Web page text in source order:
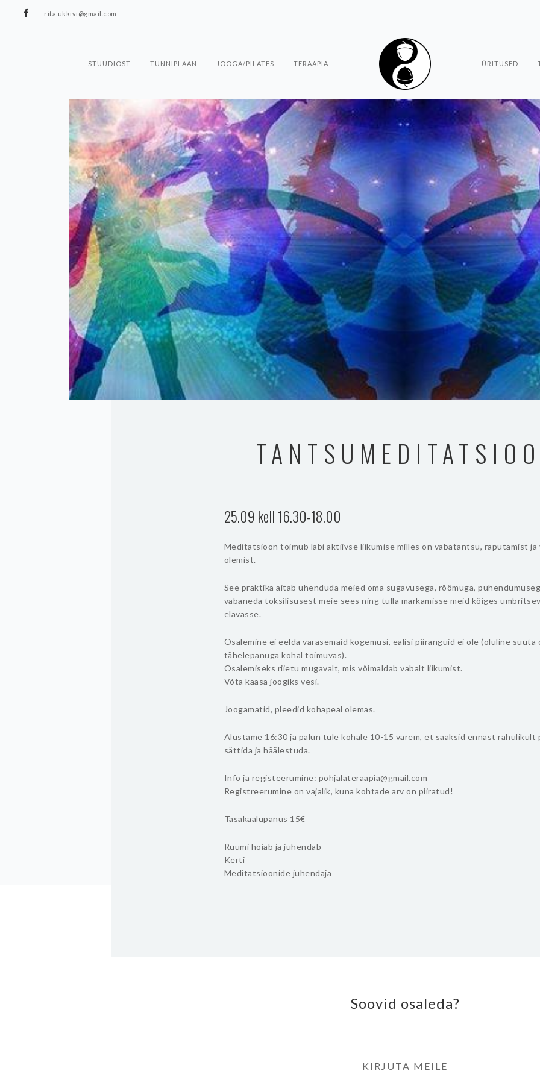
rita.ukkivi@gmail.com
STUUDIOST TUNNIPLAAN JOOGA/PILATES TERAAPIA ÜRITUSED
25.09 kell 16.30-18.00
Meditatsioon toimub läbi aktiivse liikumise milles on vabatantsu, raputamist ja
olemist.
See praktika aitab ühenduda meied oma sügavusega, rõõmuga,
vabaneda toksilisusest meie sees ning tulla märkamisse meid kõiges
elavasse.
Osalemine ei eelda varasemaid kogemusi, ealisi piiranguid ei ole (oluline suuta
tähelepanuga kohal toimuvas).
Osalemiseks riietu mugavalt, mis võimaldab vabalt liikumist.
Võta kaasa joogiks vesi.
Joogamatid, pleedid kohapeal olemas.
Alustame 16:30 ja palun tule kohale 10-15 varem, et saaksid ennast rahulikult
sättida ja häälestuda.
Info ja registeerumine: pohjalateraapia@gmail.com
Registreerumine on vajalik, kuna kohtade arv on piiratud!
Tasakaalupanus 15€
Ruumi hoiab ja juhendab
Kerti
Meditatsioonide juhendaja
Soovid osaleda?
KIRJUTA MEILE